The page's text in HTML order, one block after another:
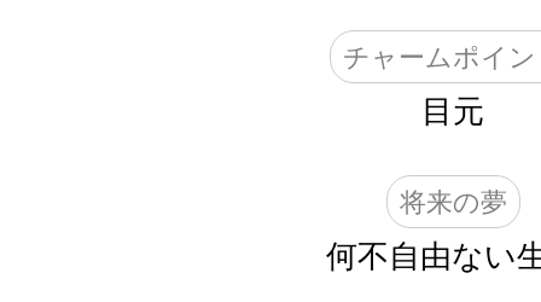
チャームポイ
目元
将来の夢
何不自由ない